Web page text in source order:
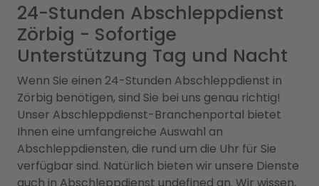
24-Stunden Abschleppdienst
Zörbig - Sofortige
Unterstützung Tag und Nacht
Wenn Sie einen 24-Stunden Abschleppdienst in
Zörbig benötigen, sind Sie bei uns genau richtig!
Unser Abschleppdienst-Branchenportal bietet
Ihnen eine umfangreiche Auswahl an
Abschleppdiensten, die rund um die Uhr für Sie
verfügbar sind. Natürlich bieten wir unsere Dienste